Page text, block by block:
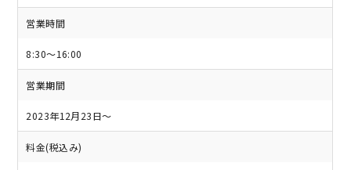
営業時間
8:30～16:00
営業期間
2023年12月23日～
料金(税込み)